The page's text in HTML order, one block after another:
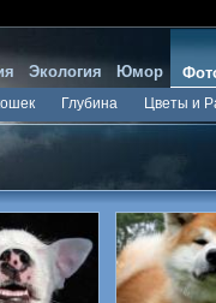
Экология Юмор
Глубина Цветы и